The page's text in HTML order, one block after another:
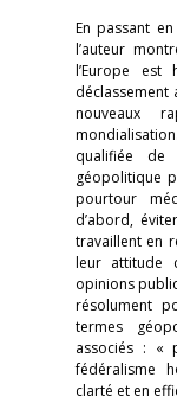
En passant
l’auteur
l’Europe
déclassement
nouveaux
qualifiée de
géopolitique
pourtour
d’abord,
travaillent en
leur attitude
opinions
résolument
termes
associés : «
fédéralisme
clarté et en